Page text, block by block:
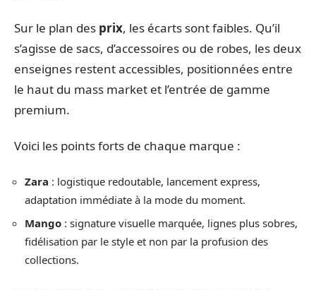
Sur le plan des prix, les écarts sont faibles. Qu’il
s’agisse de sacs, d’accessoires ou de robes, les deux
enseignes restent accessibles, positionnées entre
le haut du mass market et l’entrée de gamme
premium.
Voici les points forts de chaque marque :
Zara : logistique redoutable, lancement express,
adaptation immédiate à la mode du moment.
Mango : signature visuelle marquée, lignes plus sobres,
fidélisation par le style et non par la profusion des
collections.